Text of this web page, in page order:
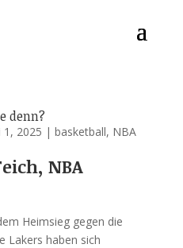
denn?
1, 2025 | basketball, NBA
NBA
Heimsieg gegen die
Lakers haben sich